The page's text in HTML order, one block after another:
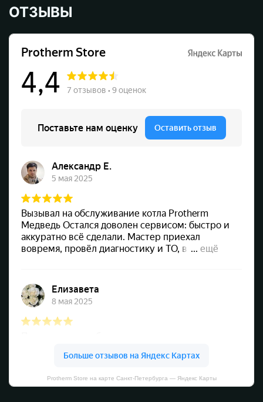
ОТЗЫВЫ
Protherm Store на карте Санкт‑Петербурга — Яндекс Карты